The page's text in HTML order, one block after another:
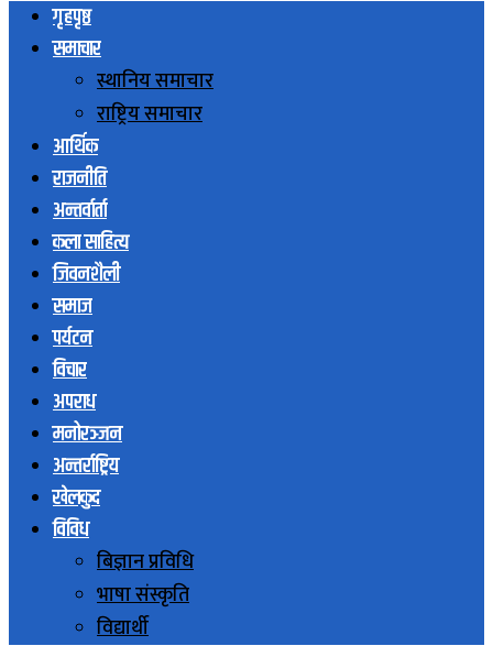
गृहपृष्ठ
समाचार
स्थानिय समाचार
राष्ट्रिय समाचार
आर्थिक
राजनीति
अन्तर्वार्ता
कला साहित्य
जिवनशैली
समाज
पर्यटन
विचार
अपराध
मनोरञ्जन
अन्तर्राष्ट्रिय
खेलकुद
विविध
बिज्ञान प्रविधि
भाषा संस्कृति
विद्यार्थी